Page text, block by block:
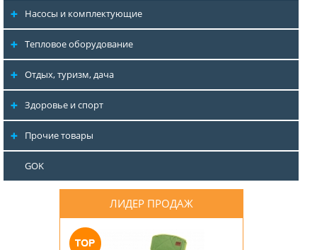
Насосы и комплектующие
Тепловое оборудование
Отдых, туризм, дача
Здоровье и спорт
Прочие товары
GOK
ЛИДЕР ПРОДАЖ